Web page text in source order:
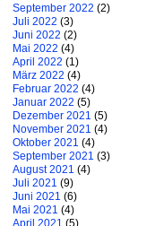
September 2022 (2)
Juli 2022 (3)
Juni 2022 (2)
Mai 2022 (4)
April 2022 (1)
März 2022 (4)
Februar 2022 (4)
Januar 2022 (5)
Dezember 2021 (5)
November 2021 (4)
Oktober 2021 (4)
September 2021 (3)
August 2021 (4)
Juli 2021 (9)
Juni 2021 (6)
Mai 2021 (4)
April 2021 (5)